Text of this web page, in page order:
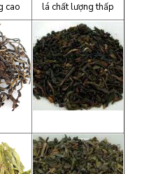
cao lá chất lượng thấp